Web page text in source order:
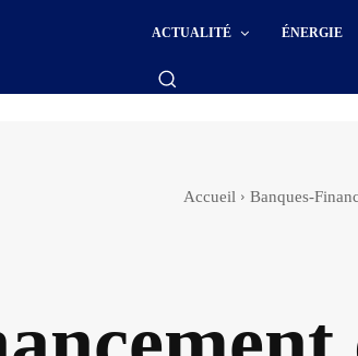
ACTUALITÉ ÉNERGIE
Accueil Banques-